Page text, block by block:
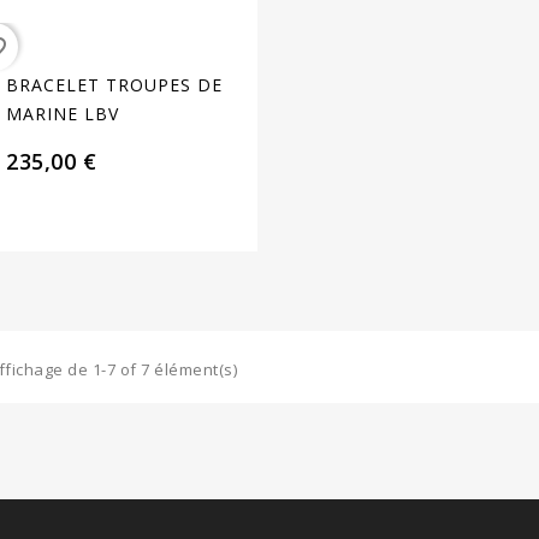
BRACELET TROUPES DE
MARINE LBV
235,00 €
de 1-7 of 7 élément(s)